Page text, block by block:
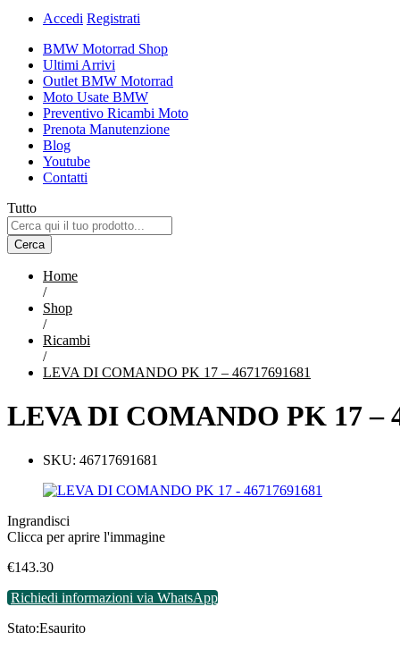
Accedi Registrati
BMW Motorrad Shop
Ultimi Arrivi
Outlet BMW Motorrad
Moto Usate BMW
Preventivo Ricambi Moto
Prenota Manutenzione
Blog
Youtube
Contatti
Tutto
Cerca
Home
/
Shop
/
Ricambi
/
LEVA DI COMANDO PK 17 – 46717691681
LEVA DI COMANDO PK 17 –
SKU: 46717691681
Ingrandisci
Clicca per aprire l'immagine
€143.30
Richiedi informazioni via WhatsApp
Stato:Esaurito